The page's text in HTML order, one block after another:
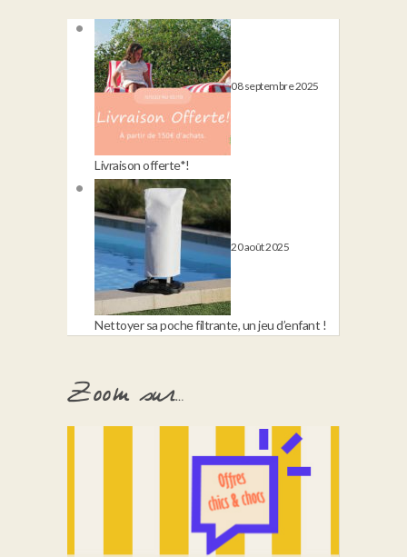
08 septembre 2025
Livraison offerte*!
20 août 2025
Nettoyer sa poche filtrante, un jeu d’enfant !
Zoom sur…